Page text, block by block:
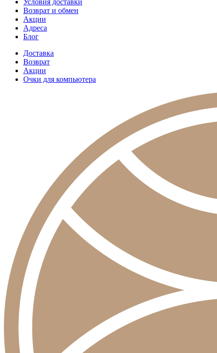
Условия доставки
Возврат и обмен
Акции
Адреса
Блог
Доставка
Возврат
Акции
Очки для компьютера